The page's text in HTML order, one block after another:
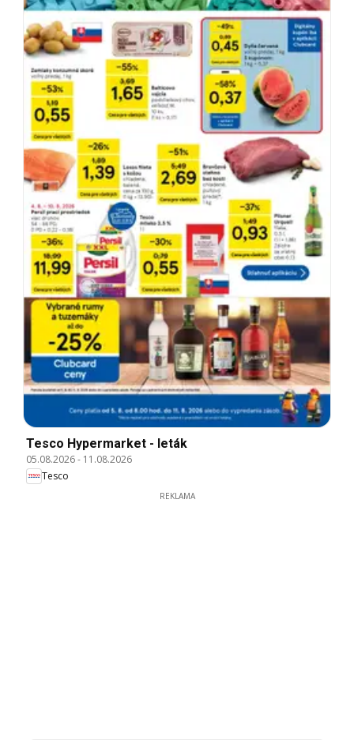
Tesco Hypermarket - leták
05.08.2026- 11.08.2026
Tesco
REKLAMA